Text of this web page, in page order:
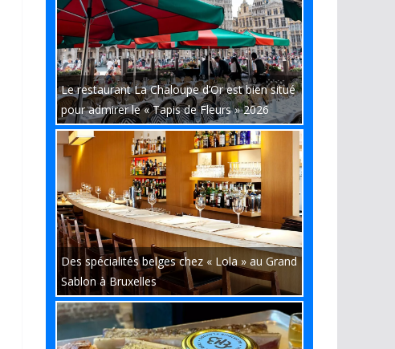
Le restaurant La Chaloupe d’Or est bien situé
pour admirer le « Tapis de Fleurs » 2026
Des spécialités belges chez « Lola » au Grand
Sablon à Bruxelles